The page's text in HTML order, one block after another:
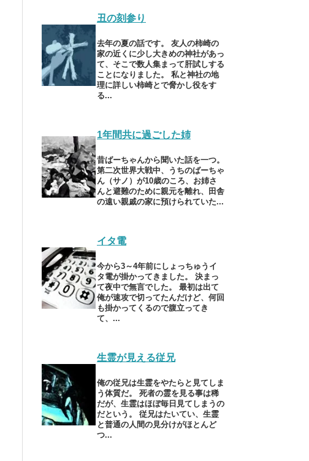
丑の刻参り
去年の夏の話です。 友人の柿崎の
家の近くに少し大きめの神社があっ
て、そこで数人集まって肝試しする
ことになりました。 私と神社の地
理に詳しい柿崎とで脅かし役をす
る...
1年間共に過ごした姉
昔ばーちゃんから聞いた話を一つ。
第二次世界大戦中、うちのばーちゃ
ん（サノ）が10歳のころ、お姉さ
んと避難のために親元を離れ、田舎
の遠い親戚の家に預けられていた...
イタ電
今から3～4年前にしょっちゅうイ
タ電が掛かってきました。 決まっ
て夜中で無言でした。 最初は出て
俺が速攻で切ってたんだけど、何回
も掛かってくるので腹立ってき
て、...
生霊が見える従兄
俺の従兄は生霊をやたらと見てしま
う体質だ。 死者の霊を見る事は稀
だが、生霊はほぼ毎日見てしまうの
だという。 従兄はたいてい、生霊
と普通の人間の見分けがほとんど
つ...